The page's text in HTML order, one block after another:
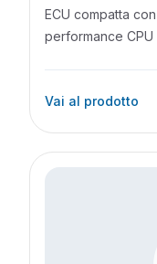
ECU compatta
performance CPU
Vai al prodotto